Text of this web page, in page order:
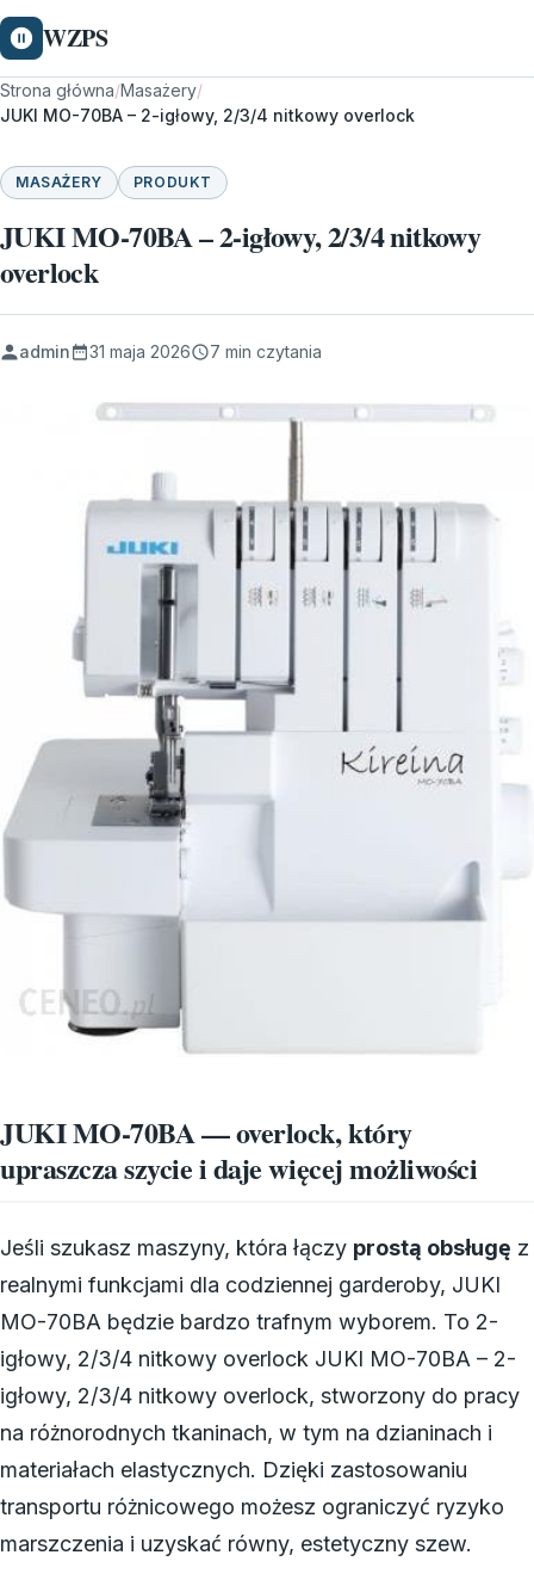
WZPS
Strona główna/Masażery/
JUKI MO-70BA – 2-igłowy, 2/3/4 nitkowy overlock
MASAŻERY PRODUKT
JUKI MO-70BA – 2-igłowy, 2/3/4 nitkowy
overlock
admin 31 maja 2026 7 min czytania
JUKI MO-70BA — overlock, który
upraszcza szycie i daje więcej możliwości
Jeśli szukasz maszyny, która łączy prostą obsługę z
realnymi funkcjami dla codziennej garderoby, JUKI
MO-70BA będzie bardzo trafnym wyborem. To 2-
igłowy, 2/3/4 nitkowy overlock JUKI MO-70BA – 2-
igłowy, 2/3/4 nitkowy overlock, stworzony do pracy
na różnorodnych tkaninach, w tym na dzianinach i
materiałach elastycznych. Dzięki zastosowaniu
transportu różnicowego możesz ograniczyć ryzyko
marszczenia i uzyskać równy, estetyczny szew.